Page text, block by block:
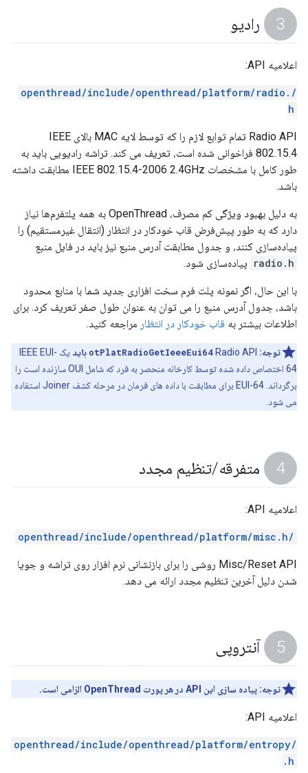
رادیو
اعلامیه API:
/openthread/include/openthread/platform/radio.
h
Radio API تمام توابع لازم را که توسط لایه MAC بالای IEEE
802.15.4 فراخوانی شده است، تعریف می کند. تراشه رادیویی باید به
طور کامل با مشخصات IEEE 802.15.4-2006 2.4GHz مطابقت داشته
باشد.
به دلیل بهبود ویژگی کم مصرف، OpenThread به همه پلتفرم‌ها نیاز
دارد که به طور پیش‌فرض قاب خودکار در انتظار (انتقال غیرمستقیم) را
پیاده‌سازی کنند، و جدول مطابقت آدرس منبع نیز باید در فایل منبع
radio.h پیاده‌سازی شود.
با این حال، اگر نمونه پلت فرم سخت افزاری جدید شما با منابع محدود
باشد، جدول آدرس منبع را می توان به عنوان طول صفر تعریف کرد. برای
اطلاعات بیشتر به قاب خودکار در انتظار مراجعه کنید.
توجه: otPlatRadioGetIeeeEui64 Radio API باید
یک IEEE EUI-
64 اختصاص داده شده توسط کارخانه منحصر به فرد که شامل OUI سازنده است را
برگرداند. EUI-64 برای مطابقت با داده های فرمان در مرحله کشف Joiner استفاده
می شود.
متفرقه/تنظیم مجدد
اعلامیه API:
/openthread/include/openthread/platform/misc.h
Misc/Reset API روشی را برای بازنشانی نرم افزار روی تراشه و جویا
شدن دلیل آخرین تنظیم مجدد ارائه می دهد.
آنتروپی
توجه: پیاده سازی این API در هر پورت OpenThread الزامی است.
اعلامیه API:
/openthread/include/openthread/platform/entropy
.h